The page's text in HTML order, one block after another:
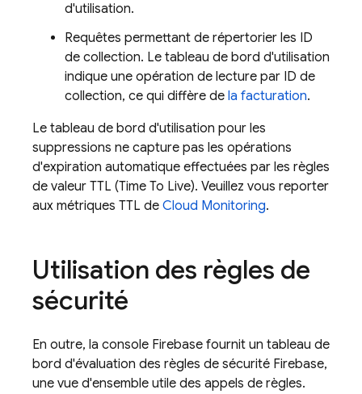
d'utilisation.
Requêtes permettant de répertorier les ID
de collection. Le tableau de bord d'utilisation
indique une opération de lecture par ID de
collection, ce qui diffère de la facturation.
Le tableau de bord d'utilisation pour les
suppressions ne capture pas les opérations
d'expiration automatique effectuées par les règles
de valeur TTL (Time To Live). Veuillez vous reporter
aux métriques TTL de Cloud Monitoring.
Utilisation des règles de
sécurité
En outre, la console Firebase fournit un tableau de
bord d'évaluation des règles de sécurité Firebase,
une vue d'ensemble utile des appels de règles.